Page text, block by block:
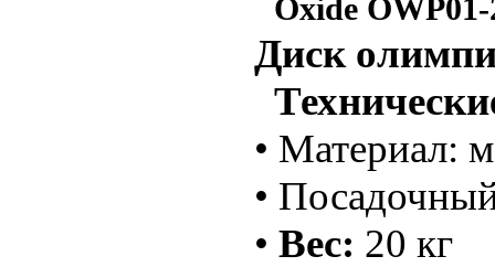
Oxide OWP01-
Диск
• Материал:
•
• Вес: 20 кг